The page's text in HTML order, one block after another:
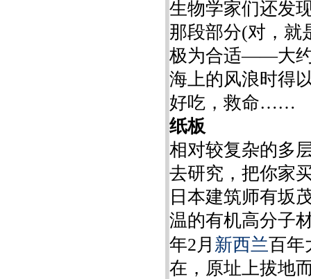
生物学家们还发
那段部分(对，就
极为合适——大约
海上的风浪时得
好吃，救命……
纸板
相对较复杂的多
去研究，把你家
日本建筑师有坂
温的有机高分子
年2月 新西兰百年
在，原址上拔地